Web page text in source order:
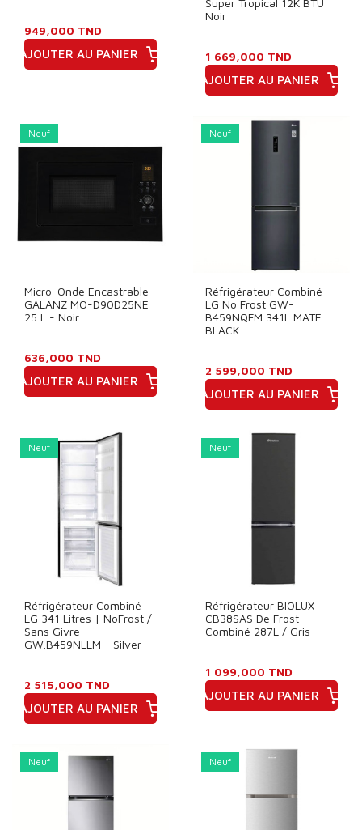
949,000 TND
AJOUTER AU PANIER
Super Tropical 12K BTU
Noir
1 669,000 TND
AJOUTER AU PANIER
Neuf
Micro-Onde Encastrable
GALANZ MO-D90D25NE
25 L - Noir
636,000 TND
AJOUTER AU PANIER
Neuf
Réfrigérateur Combiné
LG No Frost GW-
B459NQFM 341L MATE
BLACK
2 599,000 TND
AJOUTER AU PANIER
Neuf
Réfrigérateur Combiné
LG 341 Litres | NoFrost /
Sans Givre -
GW.B459NLLM - Silver
2 515,000 TND
AJOUTER AU PANIER
Neuf
Réfrigérateur BIOLUX
CB38SAS De Frost
Combiné 287L / Gris
1 099,000 TND
AJOUTER AU PANIER
Neuf Neuf